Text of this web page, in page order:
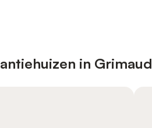
in Grimaud